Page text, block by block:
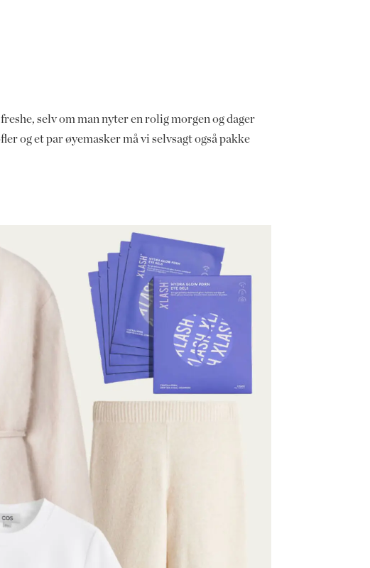
selv om man nyter en rolig morgen og dager
og et par øyemasker må vi selvsagt også pakke